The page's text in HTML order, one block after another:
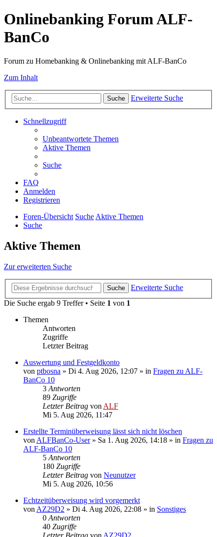
Onlinebanking Forum ALF-
BanCo
Forum zu Homebanking & Onlinebanking mit ALF-BanCo
Zum Inhalt
Suche Erweiterte Suche
Schnellzugriff
Unbeantwortete Themen
Aktive Themen
Suche
FAQ
Anmelden
Registrieren
Foren-Übersicht SucheAktive Themen
Suche
Aktive Themen
Zur erweiterten Suche
Suche
Erweiterte Suche
Die Suche ergab 9 Treffer • Seite 1 von 1
Themen
Antworten
Zugriffe
Letzter Beitrag
Auswertung und Festgeldkonto
von ptbosna » Di 4. Aug 2026, 12:07 » in Fragen zu ALF-
BanCo 10
3 Antworten
89 Zugriffe
Letzter Beitrag von ALF
Mi 5. Aug 2026, 11:47
Erstellte Terminüberweisung lässt sich nicht löschen
von ALFBanCo-User» Sa 1. Aug 2026, 14:18 » in Fragen zu
ALF-BanCo 10
5 Antworten
180 Zugriffe
Letzter Beitrag von Neunutzer
Mi 5. Aug 2026, 10:56
Echtzeitüberweisung wird vorgemerkt
von AZ29D2 » Di 4. Aug 2026, 22:08 » in Sonstiges
0 Antworten
40 Zugriffe
Letzter Beitrag von AZ29D2